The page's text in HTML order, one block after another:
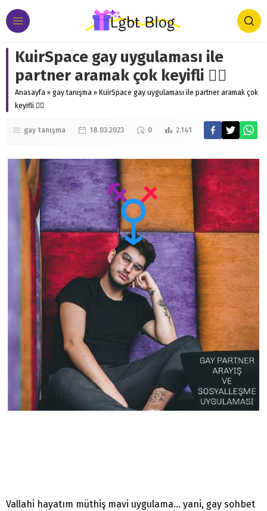
KuirSpace gay uygulaması ile
partner aramak çok keyifli 🏳️‍🌈
Anasayfa » gay tanışma » KuirSpace gay uygulaması ile partner aramak çok
keyifli 🏳️‍🌈
gay tanışma 18.03.2023 0 2.141
Vallahi hayatım müthiş mavi uygulama… yani, gay sohbet